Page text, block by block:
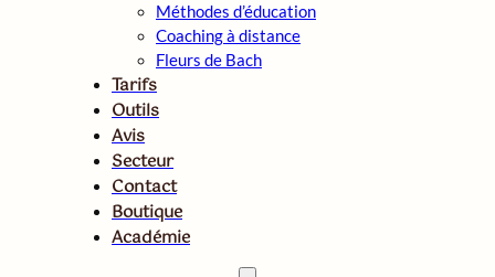
Méthodes d’éducation
Coaching à distance
Fleurs de Bach
Tarifs
Outils
Avis
Secteur
Contact
Boutique
Académie